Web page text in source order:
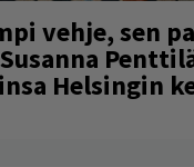
vehje, sen
Helsingin